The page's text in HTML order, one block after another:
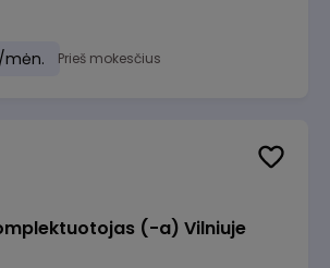
mėn. Prieš mokesčius
(-a) Vilniuje